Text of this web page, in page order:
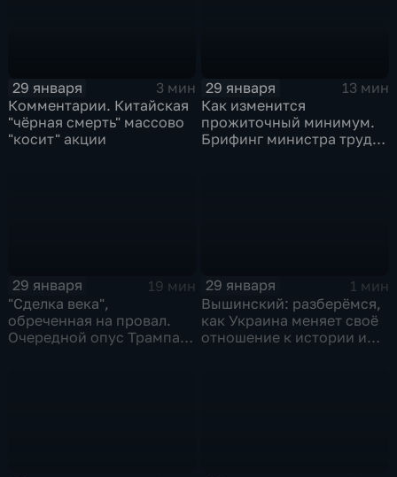
29 января
3 мин
Комментарии. Китайская
"чёрная смерть" массово
"косит" акции
29 января
13 мин
Как изменится
прожиточный минимум.
Брифинг министра труда
29 января
19 мин
"Сделка века",
обреченная на провал.
Очередной опус Трампа.
29 января
1 мин
Вышинский: разберёмся,
как Украина меняет своё
отношение к истории и